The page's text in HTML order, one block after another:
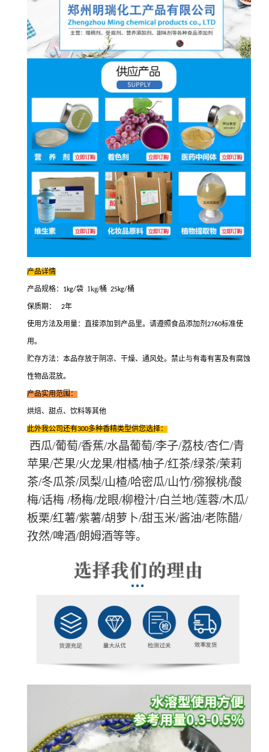
产品详情
产品规格： 1kg/袋 1kg/桶 25kg/桶
保质期： 2年
使用方法及用量：直接添加到产品里。请遵照食品添加剂 2760标准使
用。
贮存方法：本品存放于阴凉、 干燥、 通风处。禁止与有毒有害及有腐蚀
性物品混放。
产品实用范围：
烘焙、 甜点、 饮料等其他
此外我公司还有300多种香精类型供您选择：
西瓜/葡萄/香蕉/水晶葡萄/李子/荔枝/杏仁/青
苹果/芒果/火龙果/柑橘/柚子/红茶/绿茶/茉莉
茶/冬瓜茶/凤梨/山楂/哈密瓜/山竹/猕猴桃/酸
梅/话梅 /杨梅/龙眼/柳橙汁/白兰地/莲蓉/木瓜/
板栗/红薯/紫薯/胡萝卜/甜玉米/酱油/老陈醋/
孜然/啤酒/朗姆酒等等。